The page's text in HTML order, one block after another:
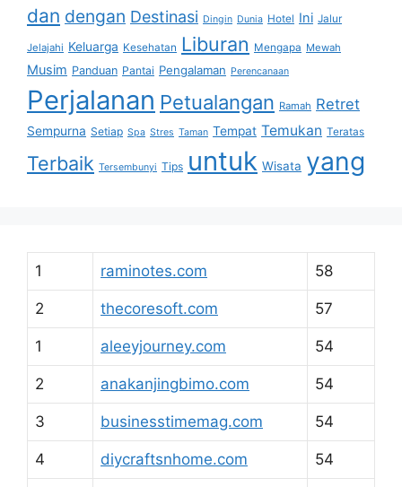
dan dengan Destinasi Dingin Dunia Hotel Ini Jalur
Jelajahi Keluarga Kesehatan Liburan Mengapa Mewah
Musim Panduan Pantai Pengalaman Perencanaan
Perjalanan Petualangan Ramah Retret
Sempurna Setiap Spa Stres Taman Tempat Temukan Teratas
Terbaik Tersembunyi Tips untuk Wisata yang
1 raminotes.com 58
2 thecoresoft.com 57
1 aleeyjourney.com 54
2 anakanjingbimo.com 54
3 businesstimemag.com 54
4 diycraftsnhome.com 54